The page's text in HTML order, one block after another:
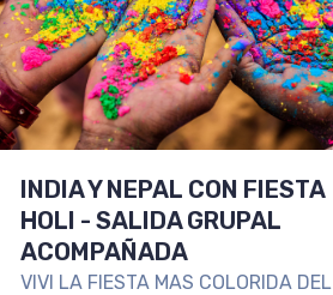
INDIA Y NEPAL CON FIESTA
HOLI - SALIDA GRUPAL
ACOMPAÑADA
VIVI LA FIESTA MAS COLORIDA DEL